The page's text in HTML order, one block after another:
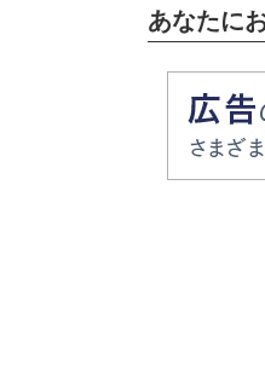
あなたに